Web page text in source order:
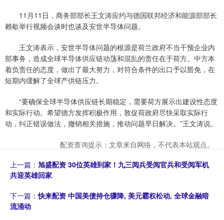
11月11日，商务部部长王文涛应约与德国联邦经济和能源部部长
赖歇举行视频会谈时也谈及安世半导体问题。
王文涛表示，安世半导体问题的根源是荷兰政府不当干预企业内
部事务，造成全球半导体供应链动荡和混乱的责任在于荷方。中方本
着负责任的态度，做出了最大努力，对符合条件的出口予以豁免，在
短期内缓解了全球产供链压力。
“要确保全球半导体供应链长期稳定，需要荷方展示出建设性态度
和实际行动。希望德方发挥积极作用，敦促荷政府尽快采取实际行
动，纠正错误做法，撤销相关措施，推动问题早日解决。”王文涛说。
配资查询提示：文章来自网络，不代表本站观点。
上一篇： 旭盛配资 30位英雄到家！九三阅兵受阅官兵和受阅军机
共迎英雄回家
下一篇：快来配资 中国美债持仓骤降, 美元霸权松动, 全球金融暗
流涌动